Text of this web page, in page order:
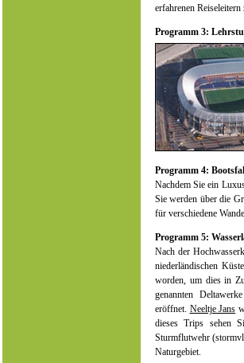
erfahrenen
Programm 3:
Programm 4:
Nachdem Sie ein
Sie werden über die
für verschiedene
Programm 5:
Nach der
niederländischen
worden, um dies in
genannten
eröffnet. Neeltje Jans
dieses Trips sehen
Sturmflutwehr
Naturgebiet.